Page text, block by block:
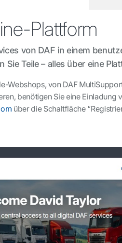
Plattform
von DAF in einem
Teile – alles über eine
Webshops, von DAF
benötigen Sie eine Einladung
über die Schaltfläche